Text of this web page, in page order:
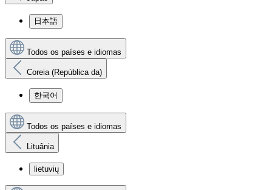
日本語
Todos os países e idiomas
Coreia (República da)
한국어
Todos os países e idiomas
Lituânia
lietuvių